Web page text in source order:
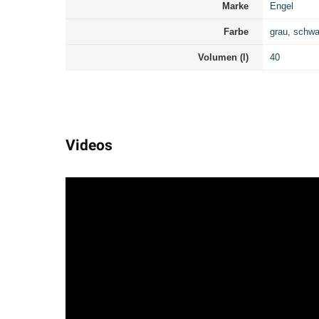
Marke Engel
Farbe grau,
Volumen (l) 40
Videos